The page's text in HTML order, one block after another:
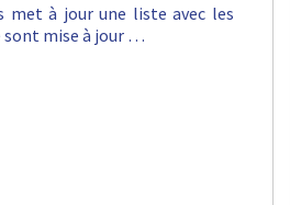
met à jour une liste avec les
sont mise à jour …